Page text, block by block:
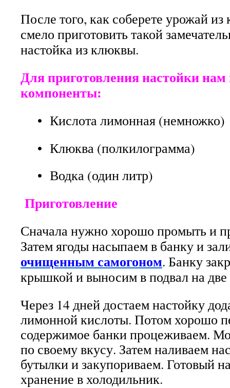
После того, как соберете урожай
смело приготовить такой
настойка из клюквы.
Для приготовления настойки
компоненты:
• Кислота лимонная (немножко)
• Клюква (полкилограмма)
• Водка (один литр)
Приготовление
Сначала нужно хорошо промыть и
Затем ягоды насыпаем в банку и
очищенным самогоном. Банку
крышкой и выносим в подвал на две
Через 14 дней достаем настойку
лимонной кислоты. Потом хорошо
содержимое банки процеживаем.
по своему вкусу. Затем наливаем
бутылки и закупориваем. Готовый
хранение в холодильник.